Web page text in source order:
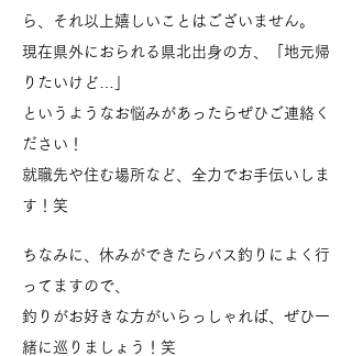
ら、それ以上嬉しいことはございません。
現在県外におられる県北出身の方、「地元帰
りたいけど…」
というようなお悩みがあったらぜひご連絡く
ださい！
就職先や住む場所など、全力でお手伝いしま
す！笑
​ちなみに、休みができたらバス釣りによく行
ってますので、
釣りがお好きな方がいらっしゃれば、ぜひ一
緒に巡りましょう！笑​